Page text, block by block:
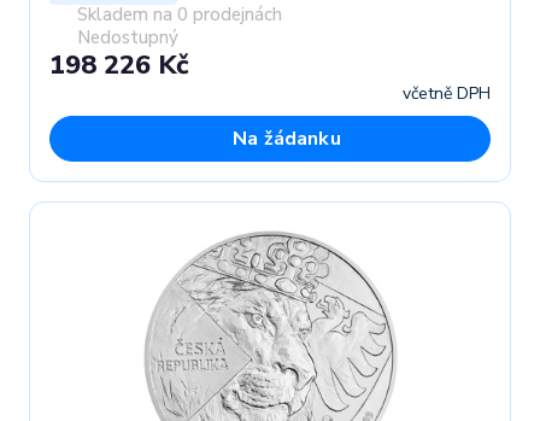
Skladem na 0 prodejnách
Nedostupný
198 226 Kč
včetně DPH
Na žádanku